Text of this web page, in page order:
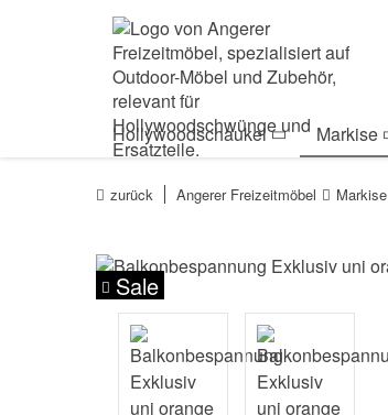
Zur Navigation springen
Hollywoodschaukel Markise
zurück Angerer Freizeitmöbel Markise
Sale